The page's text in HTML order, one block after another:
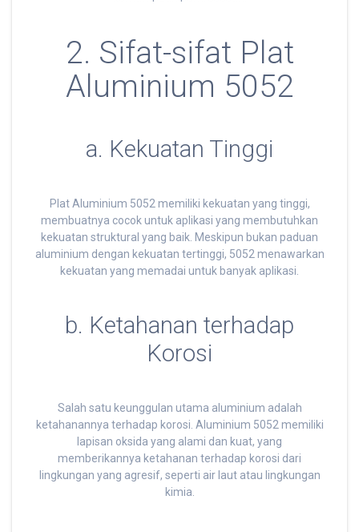
2. Sifat-sifat Plat
Aluminium 5052
a. Kekuatan Tinggi
Plat Aluminium 5052 memiliki kekuatan yang tinggi,
membuatnya cocok untuk aplikasi yang membutuhkan
kekuatan struktural yang baik. Meskipun bukan paduan
aluminium dengan kekuatan tertinggi, 5052 menawarkan
kekuatan yang memadai untuk banyak aplikasi.
b. Ketahanan terhadap
Korosi
Salah satu keunggulan utama aluminium adalah
ketahanannya terhadap korosi. Aluminium 5052 memiliki
lapisan oksida yang alami dan kuat, yang
memberikannya ketahanan terhadap korosi dari
lingkungan yang agresif, seperti air laut atau lingkungan
kimia.